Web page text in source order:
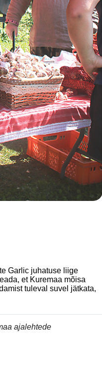
Garlic juhatuse liige
et Kuremaa mõisa
tuleval suvel jätkata,
ajalehtede